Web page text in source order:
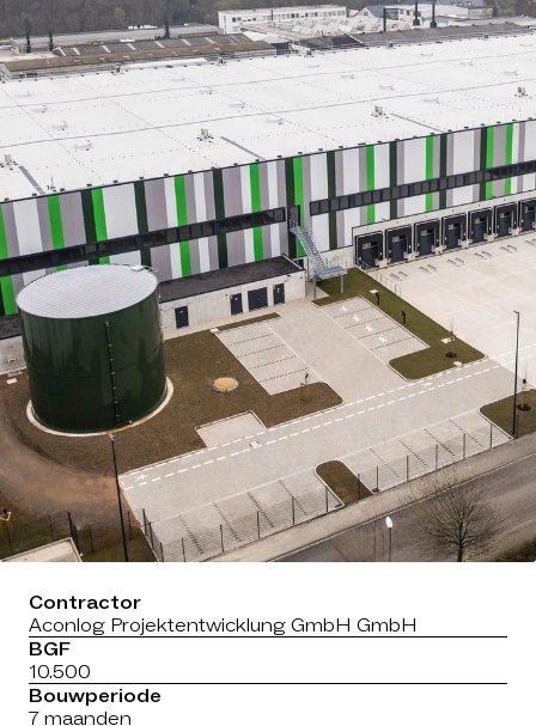
Contractor
Aconlog Projektentwicklung GmbH GmbH
BGF
10.500
Bouwperiode
7 maanden